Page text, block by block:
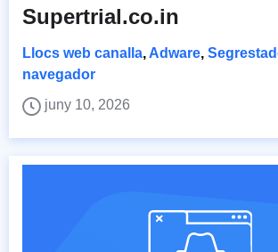
Supertrial.co.in
Llocs web canalla, Adware,
navegador
juny 10, 2026